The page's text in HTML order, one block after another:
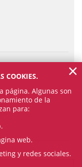
COOKIES.
página. Algunas son
de la
para:
web.
y redes sociales.
×